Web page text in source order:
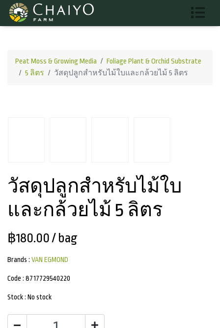
Peat Moss & Growing Media
Foliage Plant & Orchid Substrate
5 ลิตร
วัสดุปลูกสำหรับไม้ใบและกล้วยไม้ 5 ลิตร
วัสดุปลูกสำหรับไม้ใบ
และกล้วยไม้ 5 ลิตร
฿180.00 / bag
Brands : VAN EGMOND
Code : 8717729540220
Stock : No stock